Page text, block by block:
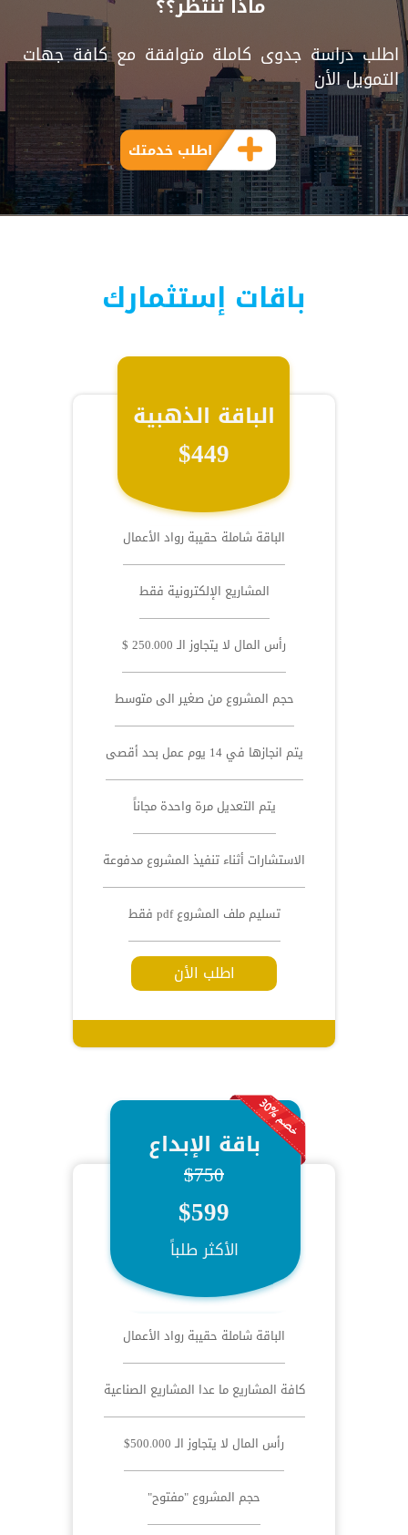
اطلب دراسة جدوى كاملة متوافقة مع كافة جهات
التمويل الأن
اطلب خدمتك
باقات إستثمارك
الباقة الذهبية
$449
الباقة شاملة حقيبة رواد الأعمال
المشاريع الإلكترونية فقط
رأس المال لا يتجاوز الـ 250.000 $
حجم المشروع من صغير الى متوسط
يتم انجازها في 14 يوم عمل بحد أقصى
يتم التعديل مرة واحدة مجاناً
الاستشارات أثناء تنفيذ المشروع مدفوعة
تسليم ملف المشروع pdf فقط
اطلب الأن
باقة الإبداع
$750
$599
الأكثر طلباً
الباقة شاملة حقيبة رواد الأعمال
كافة المشاريع ما عدا المشاريع الصناعية
رأس المال لا يتجاوز الـ 500.000$
حجم المشروع "مفتوح"